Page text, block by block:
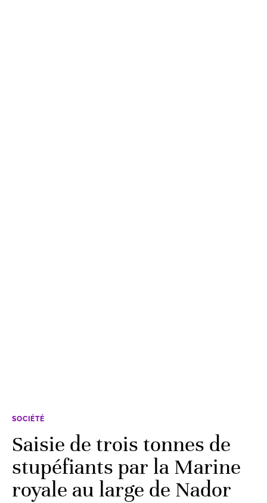
SOCIÉTÉ
Saisie de trois tonnes de
stupéfiants par la Marine
royale au large de Nador